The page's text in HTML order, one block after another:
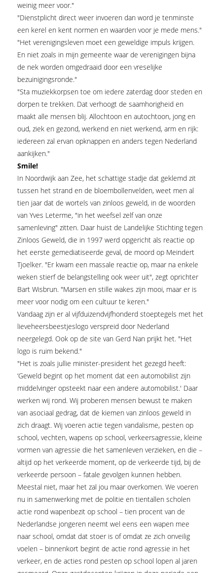
weinig meer voor."
"Dienstplicht direct weer invoeren dan word je tenminste
een kerel en kent normen en waarden voor je mede mens."
"Het verenigingsleven moet een geweldige impuls krijgen.
En niet zoals in mijn gemeente waar de verenigingen bijna
de nek worden omgedraaid door een vreselijke
bezuinigingsronde."
"Sta muziekkorpsen toe om iedere zaterdag door steden en
dorpen te trekken. Dat verhoogt de saamhorigheid en
maakt alle mensen blij. Allochtoon en autochtoon, jong en
oud, ziek en gezond, werkend en niet werkend, arm en rijk:
iedereen zal ervan opknappen en anders tegen Nederland
aankijken."
Smile!
In Noordwijk aan Zee, het schattige stadje dat geklemd zit
tussen het strand en de bloembollenvelden, weet men al
tien jaar dat de wortels van zinloos geweld, in de woorden
van Yves Leterme, "in het weefsel zelf van onze
samenleving" zitten. Daar huist de Landelijke Stichting tegen
Zinloos Geweld, die in 1997 werd opgericht als reactie op
het eerste gemediatiseerde geval, de moord op Meindert
Tjoelker. "Er kwam een massale reactie op, maar na enkele
weken stierf de belangstelling ook weer uit", zegt oprichter
Bart Wisbrun. "Marsen en stille wakes zijn mooi, maar er is
meer voor nodig om een cultuur te keren."
Vandaag zijn er al vijfduizendvijfhonderd stoeptegels met het
lieveheersbeestjeslogo verspreid door Nederland
neergelegd. Ook op de site van Gerd Nan prijkt het. "Het
logo is ruim bekend."
"Het is zoals jullie minister-president het gezegd heeft:
‘Geweld begint op het moment dat een automobilist zijn
middelvinger opsteekt naar een andere automobilist.' Daar
werken wij rond. Wij proberen mensen bewust te maken
van asociaal gedrag, dat de kiemen van zinloos geweld in
zich draagt. Wij voeren actie tegen vandalisme, pesten op
school, vechten, wapens op school, verkeersagressie, kleine
vormen van agressie die het samenleven verzieken, en die –
altijd op het verkeerde moment, op de verkeerde tijd, bij de
verkeerde persoon – fatale gevolgen kunnen hebben.
Meestal niet, maar het zal jou maar overkomen. We voeren
nu in samenwerking met de politie en tientallen scholen
actie rond wapenbezit op school – tien procent van de
Nederlandse jongeren neemt wel eens een wapen mee
naar school, omdat dat stoer is of omdat ze zich onveilig
voelen – binnenkort begint de actie rond agressie in het
verkeer, en de acties rond pesten op school lopen al jaren